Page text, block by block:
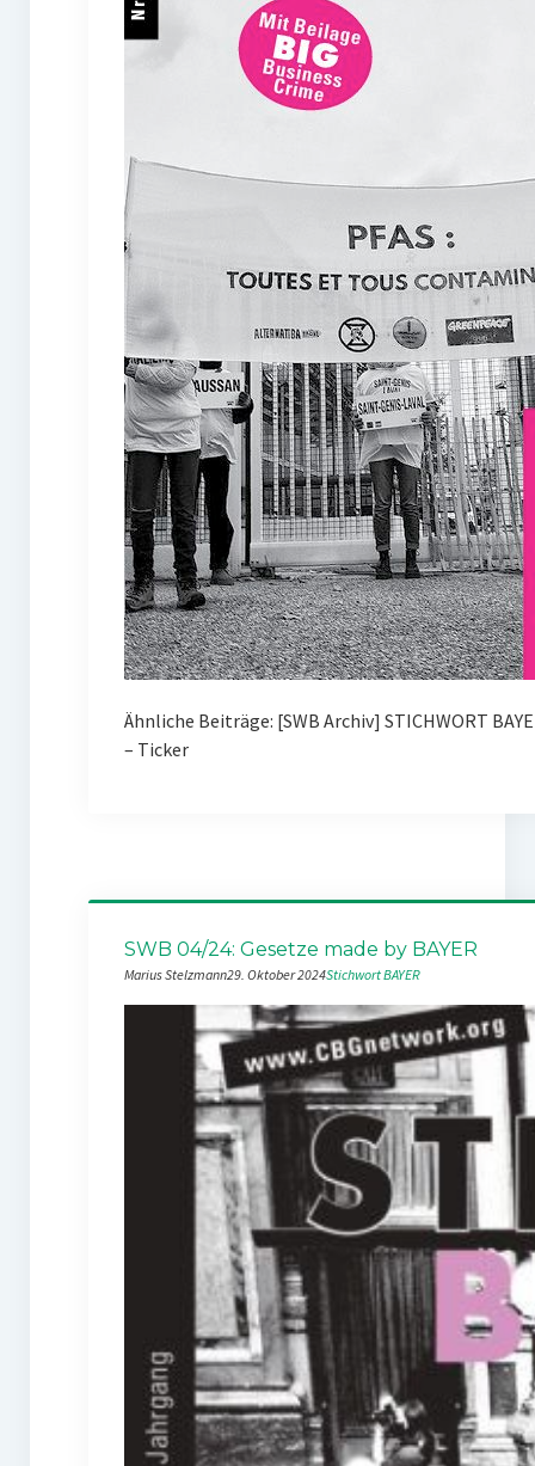
Ähnliche Beiträge: [SWB Archiv] STICHWORT
– Ticker
SWB 04/24: Gesetze made by BAYER
Marius Stelzmann29. Oktober 2024Stichwort BAYER